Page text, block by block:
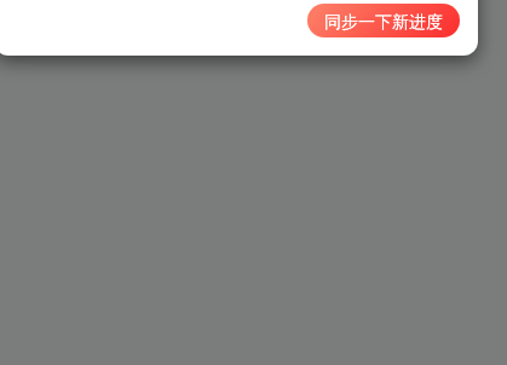
同步一下新进度